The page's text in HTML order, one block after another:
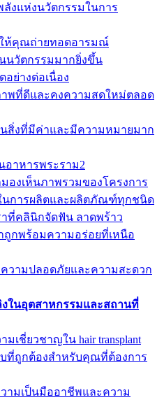
ลังแห่งนวัตกรรมในการ
ห้คุณถ่ายทอดอารมณ์
นวัตกรรมมากยิ่งขึ้น
อย่างต่อเนื่อง
พที่ดีและคงความสดใหม่ตลอด
สิ่งที่มีค่าและมีความหมายมาก
อาหารพระราม2
มองเห็นภาพรวมของโครงการ
นการผลิตและผลิตภัณฑ์ทุกชนิด
ที่คลินิกจัดฟัน ลาดพร้าว
ถูกพร้อมความอร่อยที่เหนือ
ความปลอดภัยและความสะดวก
งในอุตสาหกรรมและสถานที่
เชี่ยวชาญใน hair transplant
บที่ถูกต้องสำหรับคุณที่ต้องการ
ามเป็นมืออาชีพและความ